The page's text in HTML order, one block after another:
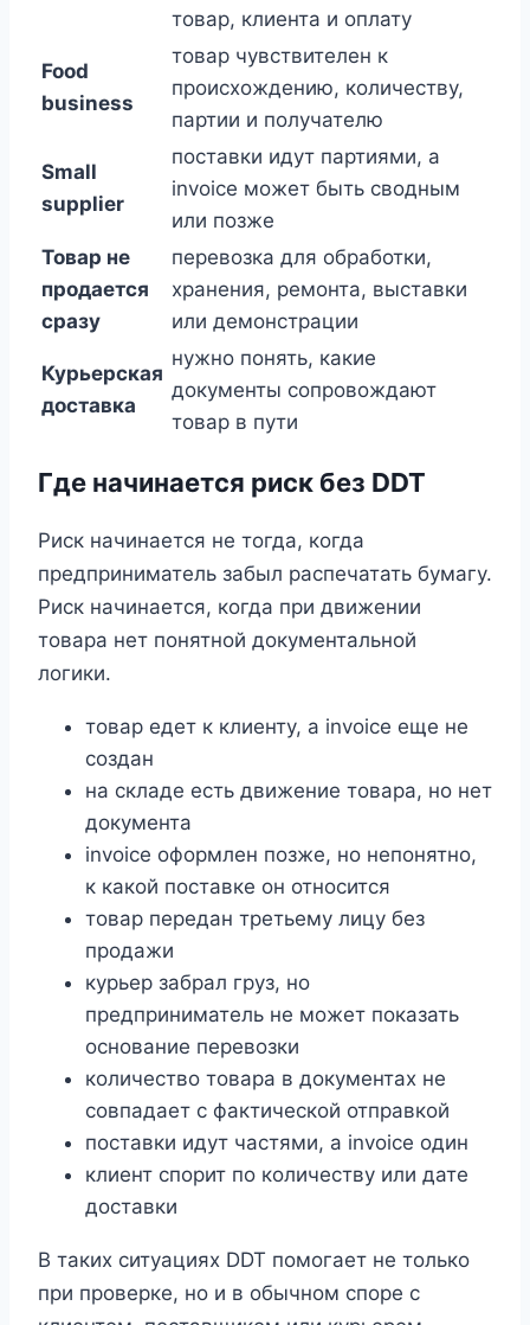
товар, клиента и оплату
Food
business
товар чувствителен к
происхождению, количеству,
партии и получателю
Small
supplier
поставки идут партиями, а
invoice может быть сводным
или позже
Товар не
продается
сразу
перевозка для обработки,
хранения, ремонта, выставки
или демонстрации
Курьерская
доставка
нужно понять, какие
документы сопровождают
товар в пути
Где начинается риск без DDT
Риск начинается не тогда, когда
предприниматель забыл распечатать бумагу.
Риск начинается, когда при движении
товара нет понятной документальной
логики.
товар едет к клиенту, а invoice еще не
создан
на складе есть движение товара, но нет
документа
invoice оформлен позже, но непонятно,
к какой поставке он относится
товар передан третьему лицу без
продажи
курьер забрал груз, но
предприниматель не может показать
основание перевозки
количество товара в документах не
совпадает с фактической отправкой
поставки идут частями, а invoice один
клиент спорит по количеству или дате
доставки
В таких ситуациях DDT помогает не только
при проверке, но и в обычном споре с